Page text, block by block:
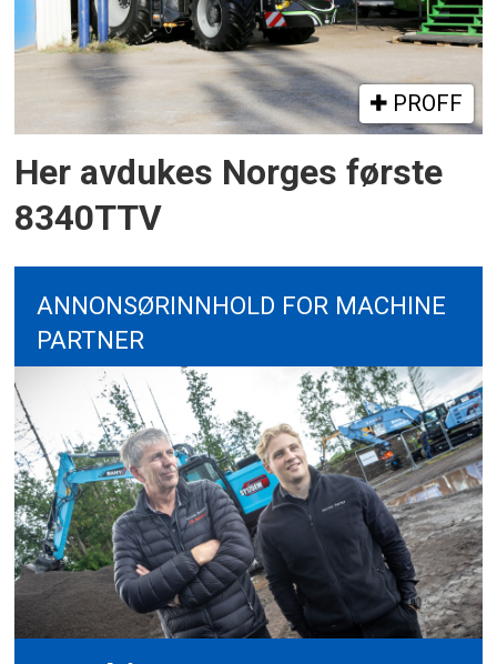
PROFF
Her avdukes Norges første
8340TTV
ANNONSØRINNHOLD FOR MACHINE
PARTNER